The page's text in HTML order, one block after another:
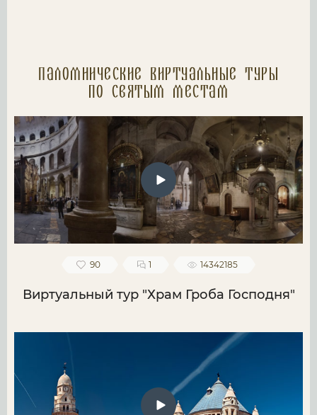
Паломнические Виртуальные туры
по святым местам
90 1 14342185
Виртуальный тур "Храм Гроба Господня"